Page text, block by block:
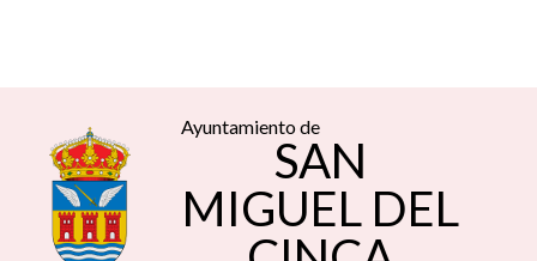
Ayuntamiento de
SAN
MIGUEL DEL